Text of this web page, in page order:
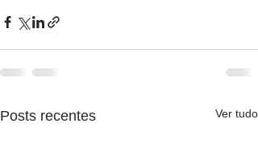
Posts recentes Ver tudo